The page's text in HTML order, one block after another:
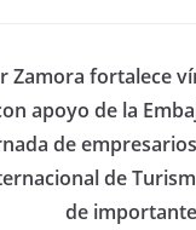
Zamora fortalece
apoyo de la
de
de
de